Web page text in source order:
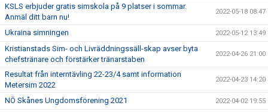
KSLS erbjuder gratis simskola på 9 platser i sommar.
Anmäl ditt barn nu!
2022-05-18 08:47
Ukraina simningen 2022-05-12 13:49
Kristianstads Sim- och Livräddningssäll-skap avser byta
chefstränare och förstärker tränarstaben
2022-04-26 21:00
Resultat från interntävling 22-23/4 samt information
Metersim 2022
2022-04-23 14:20
NÖ Skånes Ungdomsförening 2021 2022-04-02 19:55